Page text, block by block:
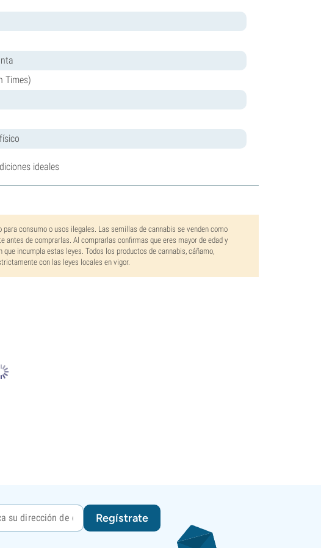
Times)
ideales
consumo o usos ilegales. Las semillas de cannabis se venden como
de comprarlas. Al comprarlas confirmas que eres mayor de edad y
incumpla estas leyes. Todos los productos de cannabis, cáñamo,
con las leyes locales en vigor.
Regístrate